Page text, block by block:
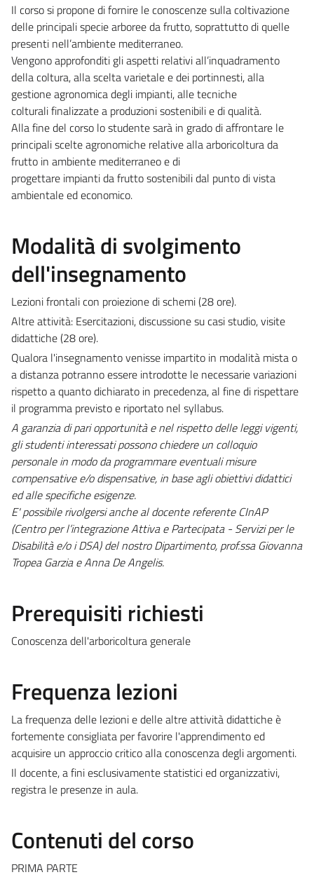
Il corso si propone di fornire le conoscenze sulla coltivazione
delle principali specie arboree da frutto, soprattutto di quelle
presenti nell’ambiente mediterraneo.
Vengono approfonditi gli aspetti relativi all’inquadramento
della coltura, alla scelta varietale e dei portinnesti, alla
gestione agronomica degli impianti, alle tecniche
colturali finalizzate a produzioni sostenibili e di qualità.
Alla fine del corso lo studente sarà in grado di affrontare le
principali scelte agronomiche relative alla arboricoltura da
frutto in ambiente mediterraneo e di
progettare impianti da frutto sostenibili dal punto di vista
ambientale ed economico.
Modalità di svolgimento
dell'insegnamento
Lezioni frontali con proiezione di schemi (28 ore).
Altre attività: Esercitazioni, discussione su casi studio, visite
didattiche (28 ore).
Qualora l'insegnamento venisse impartito in modalità mista o
a distanza potranno essere introdotte le necessarie variazioni
rispetto a quanto dichiarato in precedenza, al fine di rispettare
il programma previsto e riportato nel syllabus.
A garanzia di pari opportunità e nel rispetto delle leggi vigenti,
gli studenti interessati possono chiedere un colloquio
personale in modo da programmare eventuali misure
compensative e/o dispensative, in base agli obiettivi didattici
ed alle specifiche esigenze.
E' possibile rivolgersi anche al docente referente CInAP
(Centro per l’integrazione Attiva e Partecipata - Servizi per le
Disabilità e/o i DSA) del nostro Dipartimento, prof.ssa Giovanna
Tropea Garzia e Anna De Angelis.
Prerequisiti richiesti
Conoscenza dell'arboricoltura generale
Frequenza lezioni
La frequenza delle lezioni e delle altre attività didattiche è
fortemente consigliata per favorire l'apprendimento ed
acquisire un approccio critico alla conoscenza degli argomenti.
Il docente, a fini esclusivamente statistici ed organizzativi,
registra le presenze in aula.
Contenuti del corso
PRIMA PARTE